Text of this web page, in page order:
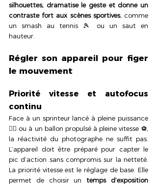
silhouettes, dramatise le geste et donne un
contraste fort aux scènes sportives, comme
un smash au tennis 🎾 ou un saut en
hauteur.
Régler son appareil pour figer
le mouvement
Priorité vitesse et autofocus
continu
Face à un sprinteur lancé à pleine puissance
🏃‍♂️ ou à un ballon propulsé à pleine vitesse ⚽,
la réactivité du photographe ne suffit pas.
L’appareil doit être préparé pour capter le
pic d’action sans compromis sur la netteté.
La priorité vitesse est le réglage de base. Elle
permet de choisir un temps d’exposition